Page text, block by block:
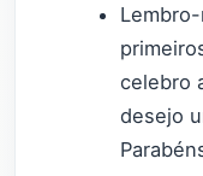
celebro
desejo